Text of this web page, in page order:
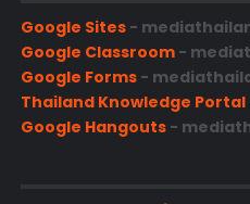
Google Sites-
Google Classroom-
Google Forms-
Thailand Knowledge Portal
Google Hangouts-